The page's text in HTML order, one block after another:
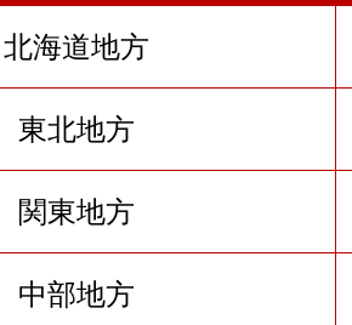
北海道地方
東北地方
関東地方
中部地方